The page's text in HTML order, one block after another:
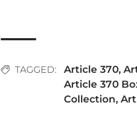
TAGGED: Article 370,
Article 370
Collection,